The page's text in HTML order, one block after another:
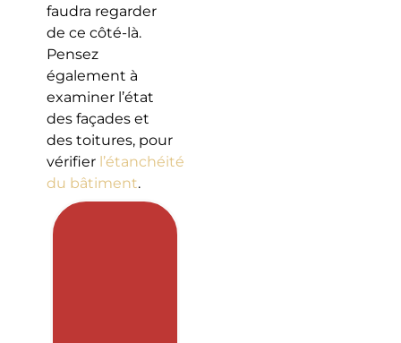
faudra regarder
de ce côté-là.
Pensez
également à
examiner l’état
des façades et
des toitures, pour
vérifier l’étanchéité
du bâtiment.